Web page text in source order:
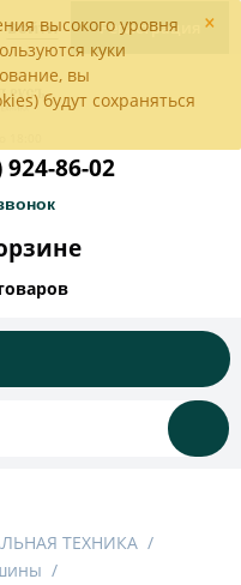
×
высокого уровня
куки
вы
будут сохраняться
Войти Регистрация
18:00
924-86-02
ТЕХНИКА /
/